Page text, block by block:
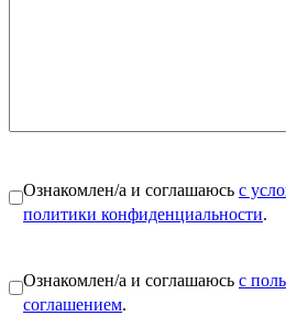
Ознакомлен/а и соглашаюсь с
политики конфиденциальности.
Ознакомлен/а и соглашаюсь с
соглашением.